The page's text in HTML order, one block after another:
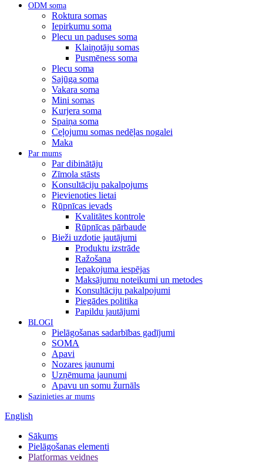
ODM soma
Roktura somas
Iepirkumu soma
Plecu un paduses soma
Klaiņotāju somas
Pusmēness soma
Plecu soma
Sajūga soma
Vakara soma
Mini somas
Kurjera soma
Spaiņa soma
Ceļojumu somas nedēļas nogalei
Maka
Par mums
Par dibinātāju
Zīmola stāsts
Konsultāciju pakalpojums
Pievienoties lietai
Rūpnīcas ievads
Kvalitātes kontrole
Rūpnīcas pārbaude
Bieži uzdotie jautājumi
Produktu izstrāde
Ražošana
Iepakojuma iespējas
Maksājumu noteikumi un metodes
Konsultāciju pakalpojumi
Piegādes politika
Papildu jautājumi
BLOGI
Pielāgošanas sadarbības gadījumi
SOMA
Apavi
Nozares jaunumi
Uzņēmuma jaunumi
Apavu un somu žurnāls
Sazinieties ar mums
English
Sākums
Pielāgošanas elementi
Platformas veidnes